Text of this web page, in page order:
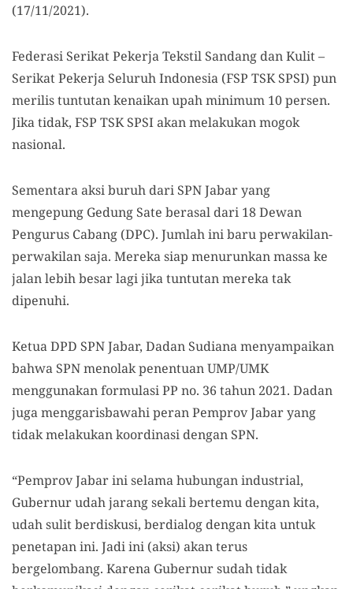
(17/11/2021).
Federasi Serikat Pekerja Tekstil Sandang dan Kulit –
Serikat Pekerja Seluruh Indonesia (FSP TSK SPSI) pun
merilis tuntutan kenaikanupah minimum 10 persen.
Jika tidak, FSP TSK SPSI akan melakukan mogok
nasional.
Sementara aksi buruh dari SPN Jabar yang
mengepung Gedung Sate berasal dari 18 Dewan
Pengurus Cabang (DPC). Jumlah ini baru perwakilan-
perwakilan saja. Mereka siap menurunkan massa ke
jalan lebih besar lagi jika tuntutan mereka tak
dipenuhi.
Ketua DPD SPN Jabar, Dadan Sudiana menyampaikan
bahwa SPN menolak penentuan UMP/UMK
menggunakan formulasi PP no. 36 tahun 2021. Dadan
juga menggarisbawahi peran Pemprov Jabar yang
tidak melakukan koordinasi dengan SPN.
“Pemprov Jabar ini selama hubungan industrial,
Gubernur udah jarang sekali bertemu dengan kita,
udah sulit berdiskusi, berdialog dengan kita untuk
penetapan ini. Jadi ini (aksi) akan terus
bergelombang. Karena Gubernur sudah tidak